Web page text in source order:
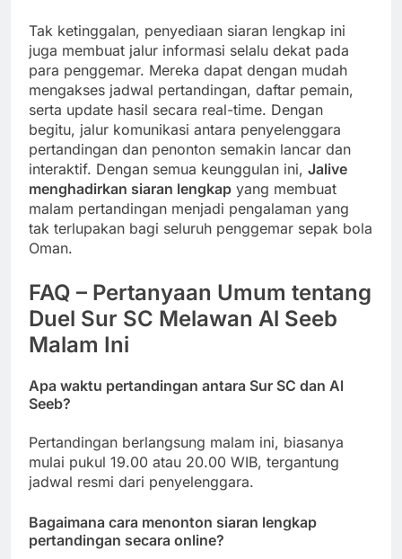
Tak ketinggalan, penyediaan siaran lengkap ini
juga membuat jalur informasi selalu dekat pada
para penggemar. Mereka dapat dengan mudah
mengakses jadwal pertandingan, daftar pemain,
serta update hasil secara real-time. Dengan
begitu, jalur komunikasi antara penyelenggara
pertandingan dan penonton semakin lancar dan
interaktif. Dengan semua keunggulan ini, Jalive
menghadirkan siaran lengkap yang membuat
malam pertandingan menjadi pengalaman yang
tak terlupakan bagi seluruh penggemar sepak bola
Oman.
FAQ – Pertanyaan Umum tentang
Duel Sur SC Melawan Al Seeb
Malam Ini
Apa waktu pertandingan antara Sur SC dan Al
Seeb?
Pertandingan berlangsung malam ini, biasanya
mulai pukul 19.00 atau 20.00 WIB, tergantung
jadwal resmi dari penyelenggara.
Bagaimana cara menonton siaran lengkap
pertandingan secara online?